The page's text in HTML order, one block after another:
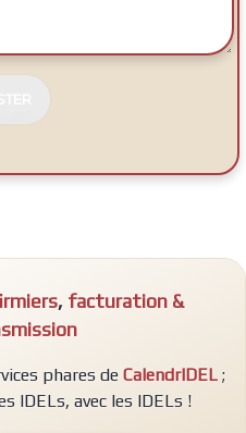
, facturation &
phares de CalendrIDEL ;
IDELs, avec les IDELs !